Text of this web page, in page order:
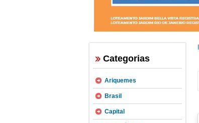
Categorias
Ariquemes
Brasil
Capital